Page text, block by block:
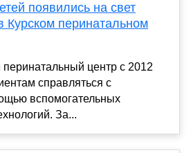
появились на свет
Курском перинатальном
перинатальный центр с 2012
справляться с
вспомогательных
За...